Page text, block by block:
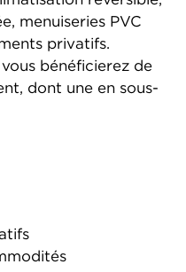
menuiseries PVC
privatifs.
bénéficierez de
dont une en sous-